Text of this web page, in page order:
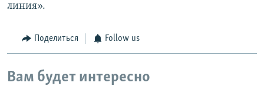
линия».
Поделиться Follow us
Вам будет интересно